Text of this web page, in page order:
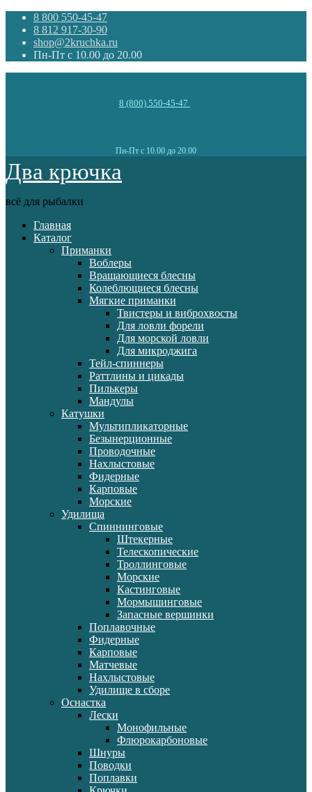
8 800 550-45-47
8 812 917-30-90
shop@2kruchka.ru
Пн-Пт с 10.00 до 20.00
8 (800) 550-45-47
Пн-Пт с 10.00 до 20.00
Два крючка
всё для рыбалки
Главная
Каталог
Приманки
Воблеры
Вращающиеся блесны
Колеблющиеся блесны
Мягкие приманки
Твистеры и виброхвосты
Для ловли форели
Для морской ловли
Для микроджига
Тейл-спиннеры
Раттлины и цикады
Пилькеры
Мандулы
Катушки
Мультипликаторные
Безынерционные
Проводочные
Нахлыстовые
Фидерные
Карповые
Морские
Удилища
Спиннинговые
Штекерные
Телескопические
Троллинговые
Морские
Кастинговые
Мормышинговые
Запасные вершинки
Поплавочные
Фидерные
Карповые
Матчевые
Нахлыстовые
Удилище в сборе
Оснастка
Лески
Монофильные
Флюрокарбоновые
Шнуры
Поводки
Поплавки